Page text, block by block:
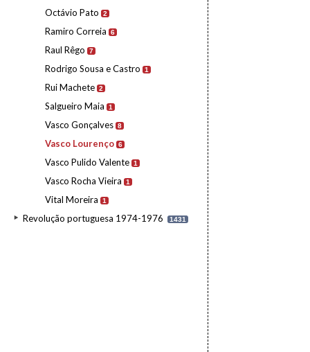
Octávio Pato 2
Ramiro Correia 6
Raul Rêgo 7
Rodrigo Sousa e Castro 1
Rui Machete 2
Salgueiro Maia 1
Vasco Gonçalves 8
Vasco Lourenço 6
Vasco Pulido Valente 1
Vasco Rocha Vieira 1
Vital Moreira 1
Revolução portuguesa 1974-1976 1431